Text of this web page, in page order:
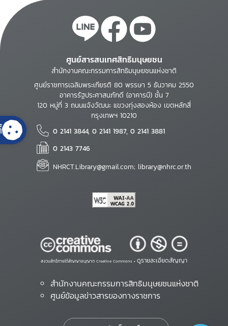
ศูนย์สารสนเทศสิทธิมนุษยชน
สำนักงานคณะกรรมการสิทธิมนุษยชนแห่งชาติ
ศูนย์ราชการเฉลิมพระเกียรติ 80 พรรษา 5 ธันวาคม 2550
อาคารรัฐประศาสนภักดี (อาคารบี) ชั้น 7
120 หมู่ที่ 3 ถนนแจ้งวัฒนะ แขวงทุ่งสองห้อง เขตหลักสี่
กรุงเทพฯ 10210
0 2141 3844, 0 2141 1987, 0 2141 3881
0 2143 7746
NHRCT.Library@gmail.com; library@nhrc.or.th
สงวนสิทธิ์ภายใต้สัญญาอนุญาต Creative Commons • ดูรายละเอียดสัญญา
สำนักงานคณะกรรมการสิทธิมนุษยชนแห่งชาติ
ศูนย์ข้อมูลข่าวสารของทางราชการ